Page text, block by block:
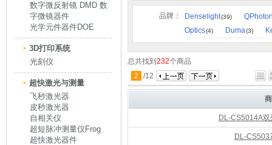
数字微反射镜 DMD 数
字微镜器件
光学元件器件DOE
3D打印系统
光刻仪
超快激光与测量
飞秒激光器
皮秒激光器
自相关仪
超短脉冲测量仪Frog
超快激光器件
品牌： Denselight(39)
Optics(4) Duma(3)
总共找到 232个商品
2
/12
DL-CS5014A
DL-